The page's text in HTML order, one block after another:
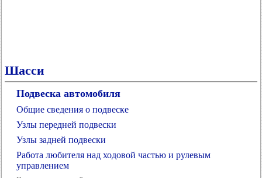
Шасси
Подвеска автомобиля
Общие сведения о подвеске
Узлы передней подвески
Узлы задней подвески
Работа любителя над ходовой частью и рулевым
управлением